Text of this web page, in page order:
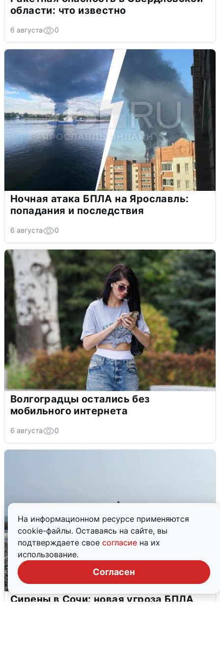
На информационном ресурсе применяются
cookie-файлы. Оставаясь на сайте, вы
подтверждаете свое согласие на их
использование.
Согласен
области: что известно
6 августа 0
Ночная атака БПЛА на Ярославль:
попадания и последствия
6 августа 0
Волгоградцы остались без
мобильного интернета
6 августа 0
Сирены в Сочи: новая угроза БПЛА